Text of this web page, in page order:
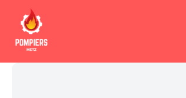
contenu